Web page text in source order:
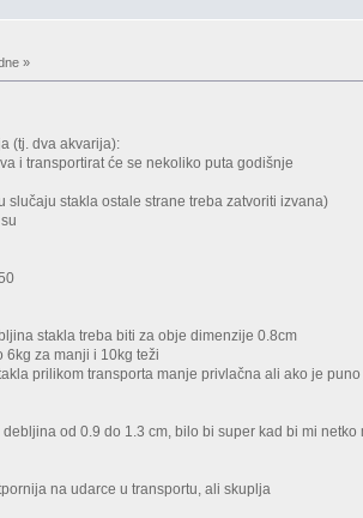
»
(tj. dva akvarija):
i transportirat će se nekoliko puta godišnje
slučaju stakla ostale strane treba zatvoriti izvana)
stakla treba biti za obje dimenzije 0.8cm
6kg za manji i 10kg teži
prilikom transporta manje privlačna ali ako je
od 0.9 do 1.3 cm, bilo bi super kad bi mi
na udarce u transportu, ali skuplja